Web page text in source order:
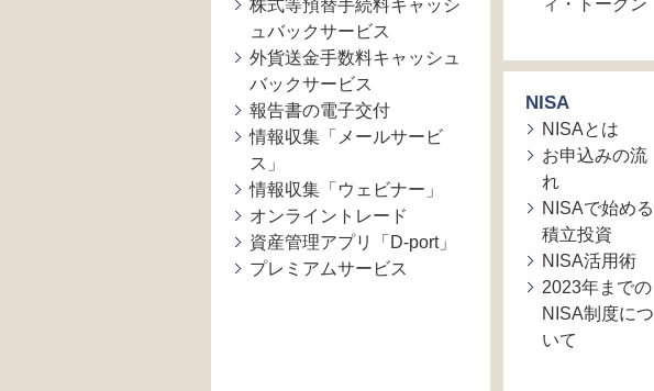
株式等預替手続料キャッシ
ュバックサービス
外貨送金手数料キャッシュ
バックサービス
報告書の電子交付
情報収集「メールサービ
ス」
情報収集「ウェビナー」
オンライントレード
資産管理アプリ「D-port」
プレミアムサービス
ィ・トークン
NISA
NISAとは
お申込みの流
れ
NISAで始める
積立投資
NISA活用術
2023年までの
NISA制度につ
いて